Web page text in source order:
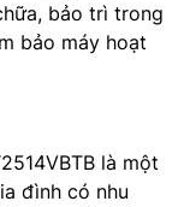
bảo trì trong
bảo máy hoạt
là một
đình có nhu